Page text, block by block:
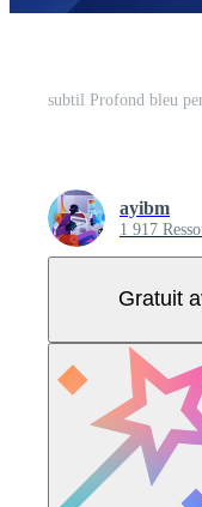
subtil Profond bleu
ayibm
1 917
Gratuit